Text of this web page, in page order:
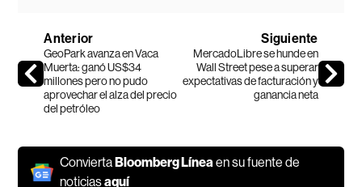
Anterior
GeoPark avanza en Vaca
Muerta: ganó US$34
millones pero no pudo
aprovechar el alza del precio
del petróleo
Siguiente
MercadoLibre se hunde en
Wall Street pese a superar
expectativas de facturación y
ganancia neta
ConviertaBloomberg Líneaen su fuente de
noticiasaquí